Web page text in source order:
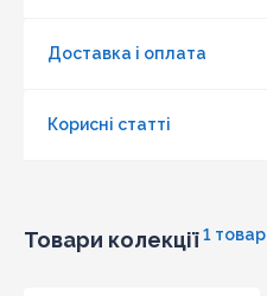
Доставка і оплата
Корисні статті
Товари колекції 1 товар